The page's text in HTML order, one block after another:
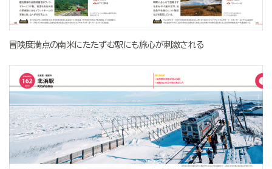
冒険度満点の南米にたたずむ駅にも旅心が刺激される